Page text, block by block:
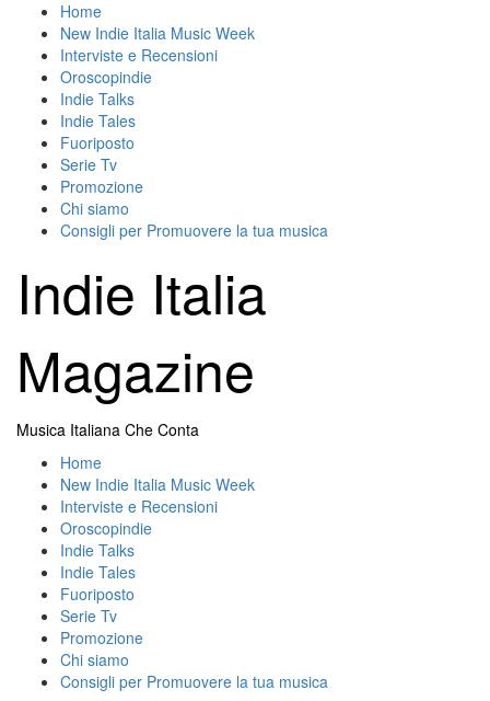
content
Home
New Indie Italia Music Week
Interviste e Recensioni
Oroscopindie
Indie Talks
Indie Tales
Fuoriposto
Serie Tv
Promozione
Chi siamo
Consigli per Promuovere la tua musica
Indie Italia
Magazine
Musica Italiana Che Conta
Primary
Menu
Home
New Indie Italia Music Week
Interviste e Recensioni
Oroscopindie
Indie Talks
Indie Tales
Fuoriposto
Serie Tv
Promozione
Chi siamo
Consigli per Promuovere la tua musica